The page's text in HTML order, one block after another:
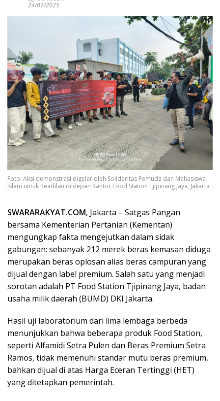
24/07/2025
Foto: Aksi demonstrasi digelar oleh Solidaritas Pemuda dan Mahasiswa
Islam untuk Keadilan di depan Kantor Food Station Tjipinang Jaya, Jakarta
SWARARAKYAT.COM, Jakarta – Satgas Pangan
bersama Kementerian Pertanian (Kementan)
mengungkap fakta mengejutkan dalam sidak
gabungan: sebanyak 212 merek beras kemasan diduga
merupakan beras oplosan alias beras campuran yang
dijual dengan label premium. Salah satu yang menjadi
sorotan adalah PT Food Station Tjipinang Jaya, badan
usaha milik daerah (BUMD) DKI Jakarta.
Hasil uji laboratorium dari lima lembaga berbeda
menunjukkan bahwa beberapa produk Food Station,
seperti Alfamidi Setra Pulen dan Beras Premium Setra
Ramos, tidak memenuhi standar mutu beras premium,
bahkan dijual di atas Harga Eceran Tertinggi (HET)
yang ditetapkan pemerintah.